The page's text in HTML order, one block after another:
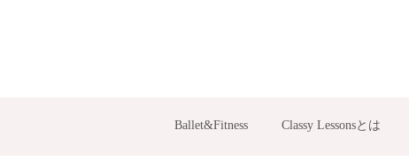
Ballet&Fitness Classy Lessonsとは